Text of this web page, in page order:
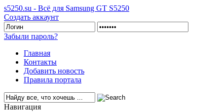
s5250.su - Всё для Samsung GT S5250
Создать аккаунт
Забыли пароль?
Главная
Контакты
Добавить новость
Правила портала
Навигация